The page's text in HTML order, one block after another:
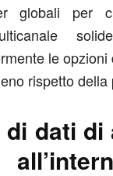
globali per
le opzioni
rispetto della
dati di